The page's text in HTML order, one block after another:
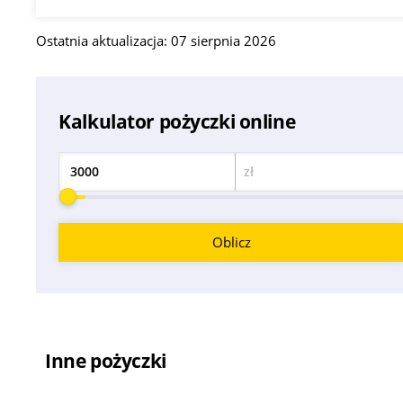
Ostatnia aktualizacja: 07 sierpnia 2026
Kalkulator pożyczki online
Kwota zł
Oblicz
Inne pożyczki